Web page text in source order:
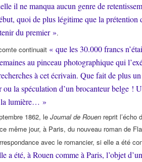
il ne manqua aucun genre de
quoi de plus légitime que la
du premier ».
continuait « que les 30.000 francs
au pinceau photographique qui
à cet écrivain. Que fait de plus
ou la spéculation d’un brocanteur belge !
la lumière… »
1862, le Journal de Rouen reprit l’écho
même jour, à Paris, du nouveau roman de
avec le romancier, si elle a été
a été, à Rouen comme à Paris, l’objet